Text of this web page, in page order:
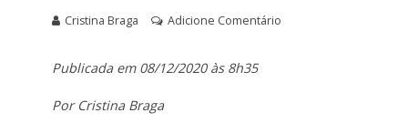
Cristina Braga Adicione Comentário
Publicada em 08/12/2020 às 8h35
Por Cristina Braga